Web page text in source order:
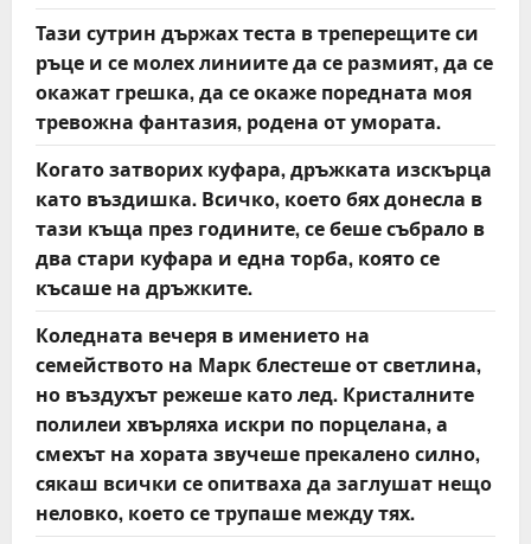
Тази сутрин държах теста в треперещите си
ръце и се молех линиите да се размият, да се
окажат грешка, да се окаже поредната моя
тревожна фантазия, родена от умората.
Когато затворих куфара, дръжката изскърца
като въздишка. Всичко, което бях донесла в
тази къща през годините, се беше събрало в
два стари куфара и една торба, която се
късаше на дръжките.
Коледната вечеря в имението на
семейството на Марк блестеше от светлина,
но въздухът режеше като лед. Кристалните
полилеи хвърляха искри по порцелана, а
смехът на хората звучеше прекалено силно,
сякаш всички се опитваха да заглушат нещо
неловко, което се трупаше между тях.